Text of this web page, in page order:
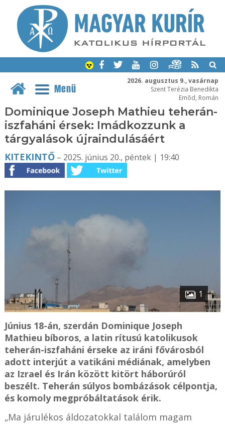
2026. augusztus 9., vasárnap
Szent Terézia Benedikta
Emõd, Román
Menü
Dominique Joseph Mathieu teherán-
iszfaháni érsek: Imádkozzunk a
tárgyalások újraindulásáért
KITEKINTŐ– 2025. június 20., péntek | 19:40
1
Június 18-án, szerdán Dominique Joseph
Mathieu bíboros, a latin rítusú katolikusok
teherán-iszfaháni érseke az iráni fővárosból
adott interjút a vatikáni médiának, amelyben
az Izrael és Irán között kitört háborúról
beszélt. Teherán súlyos bombázások célpontja,
és komoly megpróbáltatások érik.
„Ma járulékos áldozatokkal találom magam